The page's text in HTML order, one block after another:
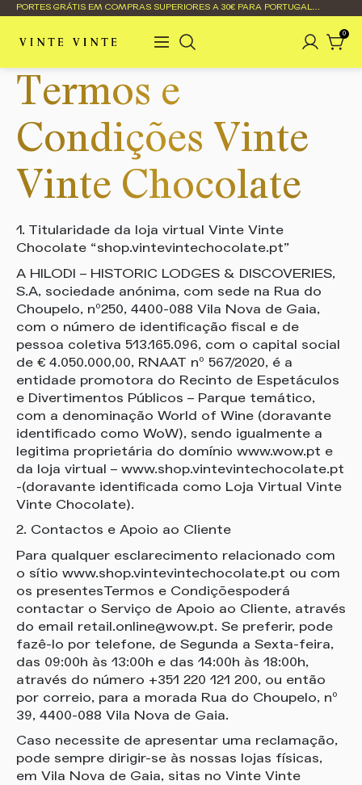
PORTES GRÁTIS EM COMPRAS SUPERIORES A 30€ PARA PORTUGAL
0
Termos e
Condições Vinte
Vinte Chocolate
1. Titularidade da loja virtual Vinte Vinte
Chocolate “shop.vintevintechocolate.pt”
A HILODI – HISTORIC LODGES & DISCOVERIES,
S.A, sociedade anónima, com sede na Rua do
Choupelo, nº250, 4400-088 Vila Nova de Gaia,
com o número de identificação fiscal e de
pessoa coletiva 513.165.096, com o capital social
de € 4.050.000,00, RNAAT nº 567/2020, é a
entidade promotora do Recinto de Espetáculos
e Divertimentos Públicos – Parque temático,
com a denominação World of Wine (doravante
identificado como WoW), sendo igualmente a
legitima proprietária do domínio www.wow.pt e
da loja virtual – www.shop.vintevintechocolate.pt
-(doravante identificada como Loja Virtual Vinte
Vinte Chocolate).
2. Contactos e Apoio ao Cliente
Para qualquer esclarecimento relacionado com
o sítio www.shop.vintevintechocolate.pt ou com
os presentesTermos e Condiçõespoderá
contactar o Serviço de Apoio ao Cliente, através
do email retail.online@wow.pt. Se preferir, pode
fazê-lo por telefone, de Segunda a Sexta-feira,
das 09:00h às 13:00h e das 14:00h às 18:00h,
através do número +351 220 121 200, ou então
por correio, para a morada Rua do Choupelo, nº
39, 4400-088 Vila Nova de Gaia.
Caso necessite de apresentar uma reclamação,
pode sempre dirigir-se às nossas lojas físicas,
em Vila Nova de Gaia, sitas no Vinte Vinte